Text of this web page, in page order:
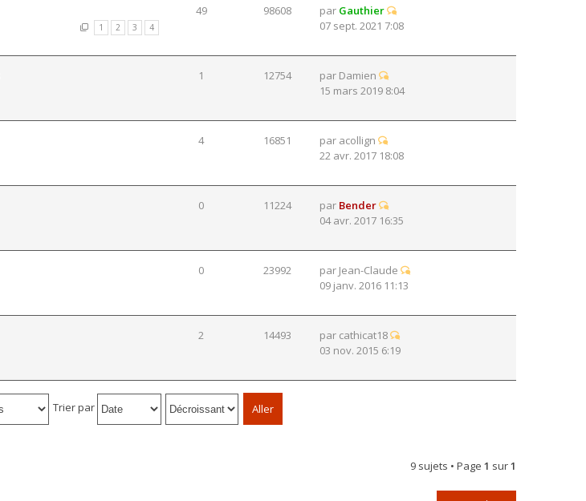
1 2 3 4
49 98608 par Gauthier
07 sept. 2021 7:08
1 12754 par Damien
15 mars 2019 8:04
4 16851 par acollign
22 avr. 2017 18:08
0 11224 par Bender
04 avr. 2017 16:35
0 23992 par Jean-Claude
09 janv. 2016 11:13
2 14493 par cathicat18
03 nov. 2015 6:19
Trier par
9 sujets • Page 1 sur1